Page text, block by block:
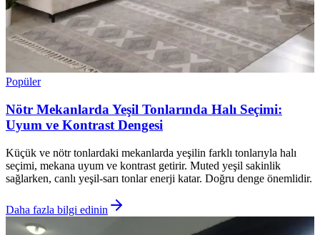
Popüler
Nötr Mekanlarda Yeşil Tonlarında Halı Seçimi:
Uyum ve Kontrast Dengesi
Küçük ve nötr tonlardaki mekanlarda yeşilin farklı tonlarıyla halı
seçimi, mekana uyum ve kontrast getirir. Muted yeşil sakinlik
sağlarken, canlı yeşil-sarı tonlar enerji katar. Doğru denge önemlidir.
Daha fazla bilgi edinin